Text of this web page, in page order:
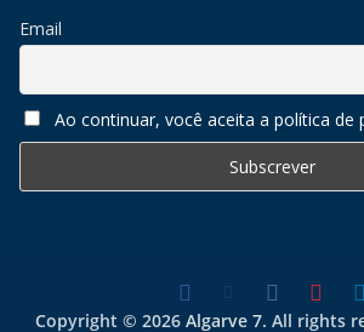
Email
Ao continuar, você aceita a política de
Copyright © 2026 Algarve 7. All rights